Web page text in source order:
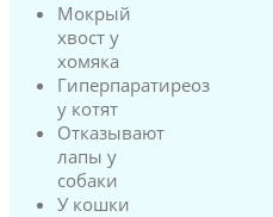
Мокрый
хвост у
хомяка
Гиперпаратиреоз
у котят
Отказывают
лапы у
собаки
У кошки